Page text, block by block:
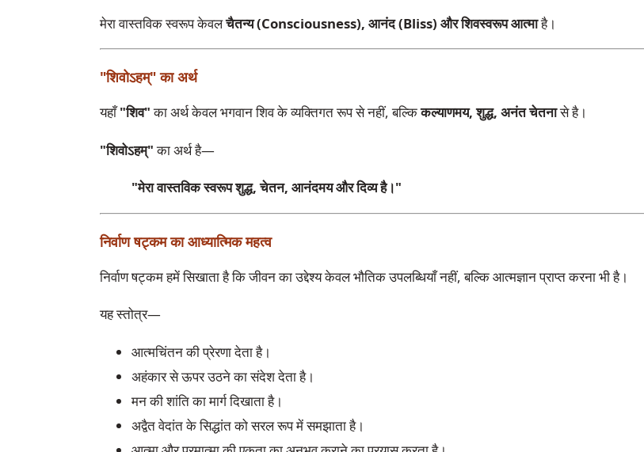
मेरा वास्तविक स्वरूप केवलचैतन्य (Consciousness), आनंद (Bliss) और शिवस्वरूप आत्माहै।
"शिवोऽहम्" का अर्थ
यहाँ"शिव"का अर्थ केवल भगवान शिव के व्यक्तिगत रूप से नहीं, बल्किकल्याणमय, शुद्ध, अनंत चेतनासे है।
"शिवोऽहम्"का अर्थ है—
"मेरा वास्तविक स्वरूप शुद्ध, चेतन, आनंदमय और दिव्य है।"
निर्वाण षट्कम का आध्यात्मिक महत्व
निर्वाण षट्कम हमें सिखाता है कि जीवन का उद्देश्य केवल भौतिक उपलब्धियाँ नहीं, बल्कि आत्मज्ञान प्राप्त करना भी है।
यह स्तोत्र—
आत्मचिंतन की प्रेरणा देता है।
अहंकार से ऊपर उठने का संदेश देता है।
मन की शांति का मार्ग दिखाता है।
अद्वैत वेदांत के सिद्धांत को सरल रूप में समझाता है।